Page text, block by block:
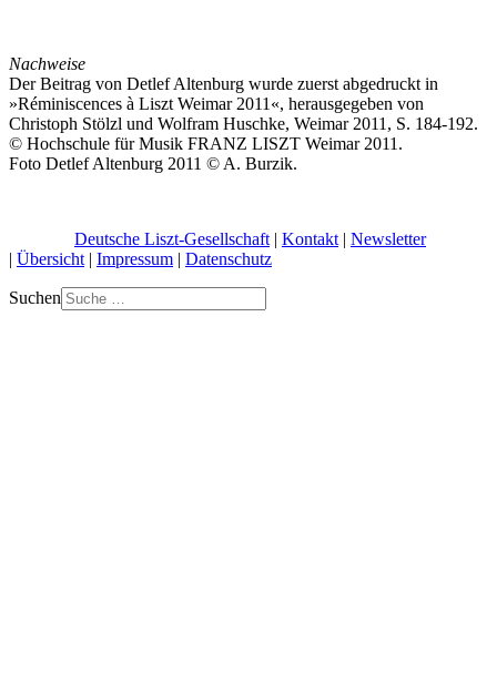
Nachweise
Der Beitrag von Detlef Altenburg wurde zuerst abgedruckt in
»Réminiscences à Liszt Weimar 2011«, herausgegeben von
Christoph Stölzl und Wolfram Huschke, Weimar 2011, S. 184-192.
© Hochschule für Musik FRANZ LISZT Weimar 2011.
Foto Detlef Altenburg 2011 © A. Burzik.
Deutsche Liszt-Gesellschaft | Kontakt | Newsletter
| Übersicht | Impressum | Datenschutz
Suchen